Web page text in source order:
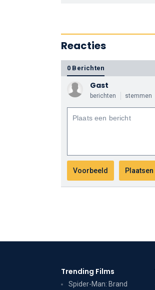
Reacties
0 Berichten
Gast
berichten stemmen
Trending Films
Spider-Man: Brand